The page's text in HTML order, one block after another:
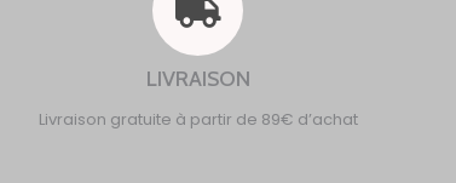
LIVRAISON
Livraison gratuite à partir de 89€ d’achat